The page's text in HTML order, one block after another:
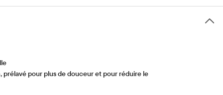
prélavé pour plus de douceur et pour réduire le